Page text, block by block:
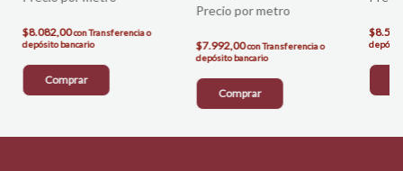
$8.082,00conTransferencia o
depósito bancario
Comprar
$7.992,00conTransferencia o
depósito bancario
Comprar